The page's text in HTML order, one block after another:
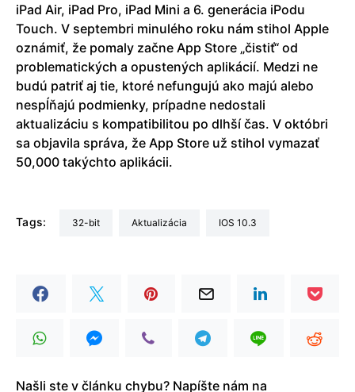
iPad Air, iPad Pro, iPad Mini a 6. generácia iPodu
Touch. V septembri minulého roku nám stihol Apple
oznámiť, že pomaly začne App Store „čistiť“ od
problematických a opustených aplikácií. Medzi ne
budú patriť aj tie, ktoré nefungujú ako majú alebo
nespĺňajú podmienky, prípadne nedostali
aktualizáciu s kompatibilitou po dlhší čas. V októbri
sa objavila správa, že App Store už stihol vymazať
50,000 takýchto aplikácii.
Tags: 32-bit aktualizácia iOS 10.3
Našli ste v článku chybu? Napíšte nám na